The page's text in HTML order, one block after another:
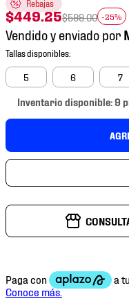
Rebajas
$449.25$599.00 -25%
Vendido y enviado por
5 6 7
Inventario disponible: 9
3.
tenis
4
tenis futbol
mochila
6.
jersey
7.
mochilas